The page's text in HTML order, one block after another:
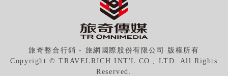
旅奇整合行銷 - 旅網國際股份有限公司 版權所有
Copyright © TRAVELRICH INT'L CO., LTD. All Rights
Reserved.